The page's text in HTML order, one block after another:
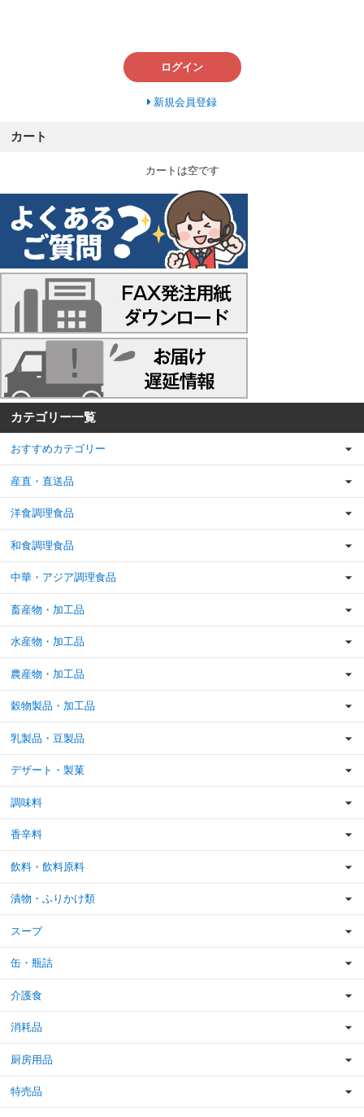
ログイン
新規会員登録
カート
カートは空です
カテゴリー一覧
おすすめカテゴリー
産直・直送品
洋食調理食品
和食調理食品
中華・アジア調理食品
畜産物・加工品
水産物・加工品
農産物・加工品
穀物製品・加工品
乳製品・豆製品
デザート・製菓
調味料
香辛料
飲料・飲料原料
漬物・ふりかけ類
スープ
缶・瓶詰
介護食
消耗品
厨房用品
特売品